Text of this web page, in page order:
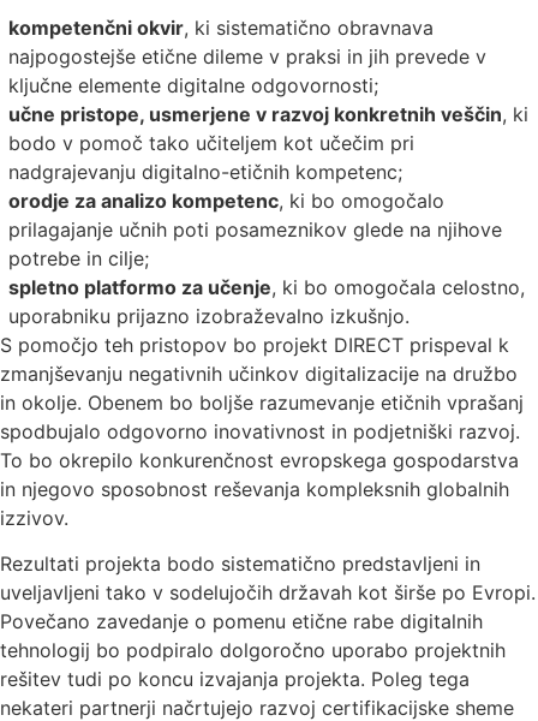
kompetenčni okvir, ki sistematično obravnava
najpogostejše etične dileme v praksi in jih prevede v
ključne elemente digitalne odgovornosti;
učne pristope, usmerjene v razvoj konkretnih veščin, ki
bodo v pomoč tako učiteljem kot učečim pri
nadgrajevanju digitalno-etičnih kompetenc;
orodje za analizo kompetenc, ki bo omogočalo
prilagajanje učnih poti posameznikov glede na njihove
potrebe in cilje;
spletno platformo za učenje, ki bo omogočala celostno,
uporabniku prijazno izobraževalno izkušnjo.
S pomočjo teh pristopov bo projekt DIRECT prispeval k
zmanjševanju negativnih učinkov digitalizacije na družbo
in okolje. Obenem bo boljše razumevanje etičnih vprašanj
spodbujalo odgovorno inovativnost in podjetniški razvoj.
To bo okrepilo konkurenčnost evropskega gospodarstva
in njegovo sposobnost reševanja kompleksnih globalnih
izzivov.
Rezultati projekta bodo sistematično predstavljeni in
uveljavljeni tako v sodelujočih državah kot širše po Evropi.
Povečano zavedanje o pomenu etične rabe digitalnih
tehnologij bo podpiralo dolgoročno uporabo projektnih
rešitev tudi po koncu izvajanja projekta. Poleg tega
nekateri partnerji načrtujejo razvoj certifikacijske sheme